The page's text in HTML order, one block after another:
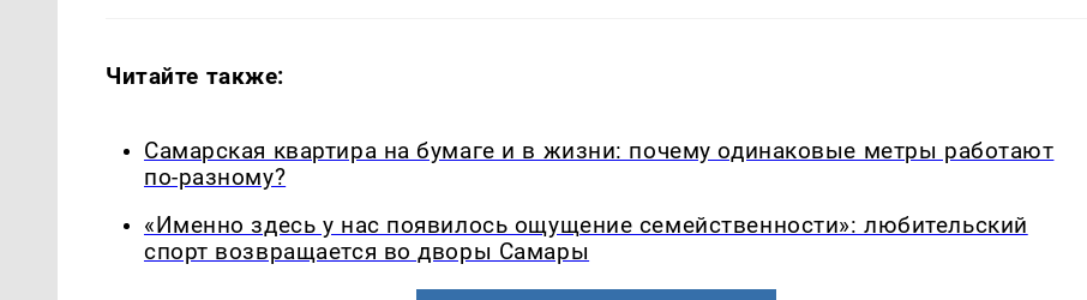
Читайте также:
Самарская квартира на бумаге и в жизни: почему одинаковые метры работают
по-разному?
«Именно здесь у нас появилось ощущение семейственности»: любительский
спорт возвращается во дворы Самары